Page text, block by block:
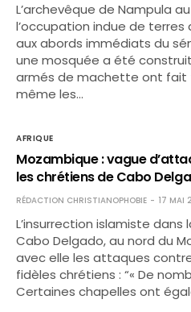
L’archevêque de Nampula
l’occupation indue de terres
aux abords immédiats du
une mosquée a été
armés de machette ont fait
même les…
AFRIQUE
Mozambique : vague
les chrétiens de Cabo
RÉDACTION CHRISTIANOPHOBIE 17 MAI
L’insurrection islamiste
Cabo Delgado, au nord du
avec elle les attaques
fidèles chrétiens : “« De
Certaines chapelles ont